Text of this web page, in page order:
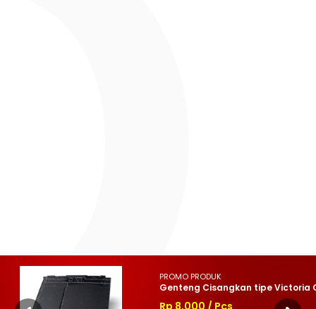
PROMO PRODUK
Genteng Cisangkan tipe Victoria
Rp 8,000 / Pcs